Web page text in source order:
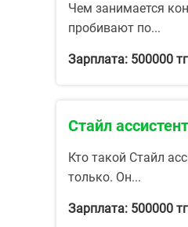
Чем занимается
пробивают по...
Зарплата: 500000 тг
Стайл ассистент
Кто такой Стайл
только. Он...
Зарплата: 500000 тг